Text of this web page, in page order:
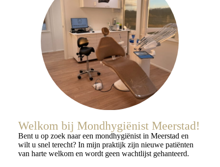
Welkom bij Mondhygiënist Meerstad!
Bent u op zoek naar een mondhygiënist in Meerstad en
wilt u snel terecht? In mijn praktijk zijn nieuwe patiënten
van harte welkom en wordt geen wachtlijst gehanteerd.